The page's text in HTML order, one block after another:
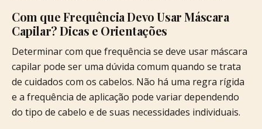
Com que Frequência Devo Usar Máscara
Capilar? Dicas e Orientações
Determinar com que frequência se deve usar máscara
capilar pode ser uma dúvida comum quando se trata
de cuidados com os cabelos. Não há uma regra rígida
e a frequência de aplicação pode variar dependendo
do tipo de cabelo e de suas necessidades individuais.